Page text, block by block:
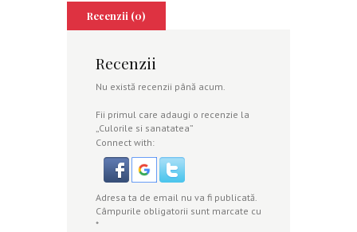
Recenzii (0)
Recenzii
Nu există recenzii până acum.
Fii primul care adaugi o recenzie la
„Culorile si sanatatea”
Connect with:
Adresa ta de email nu va fi publicată.
Câmpurile obligatorii sunt marcate cu
*